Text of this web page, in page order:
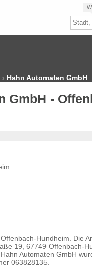
› Hahn Automaten GmbH
GmbH -
Hundheim. Die
19, 67749 Offenbach-
Automaten GmbH
063828135.